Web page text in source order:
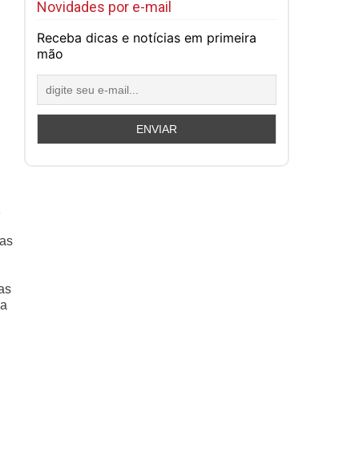
Novidades por e-mail
Receba dicas e notícias em primeira
mão